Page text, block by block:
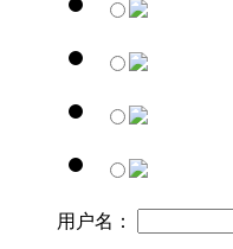
用户名：